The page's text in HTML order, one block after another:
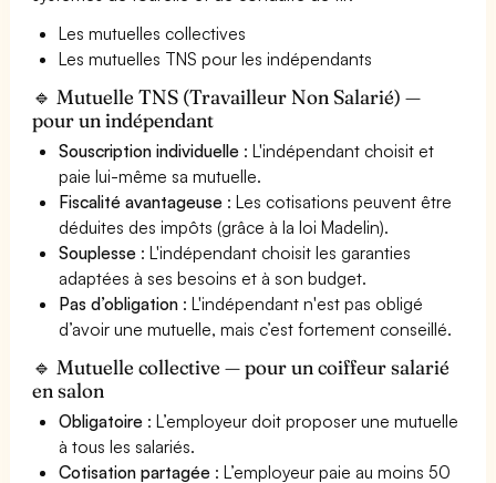
Les mutuelles collectives
Les mutuelles TNS pour les indépendants
🔹 Mutuelle TNS (Travailleur Non Salarié) —
pour un indépendant
Souscription individuelle : L'indépendant choisit et
paie lui-même sa mutuelle.
Fiscalité avantageuse : Les cotisations peuvent être
déduites des impôts (grâce à la loi Madelin).
Souplesse : L'indépendant choisit les garanties
adaptées à ses besoins et à son budget.
Pas d’obligation : L'indépendant n'est pas obligé
d’avoir une mutuelle, mais c’est fortement conseillé.
🔹 Mutuelle collective — pour un coiffeur salarié
en salon
Obligatoire : L’employeur doit proposer une mutuelle
à tous les salariés.
Cotisation partagée : L’employeur paie au moins 50